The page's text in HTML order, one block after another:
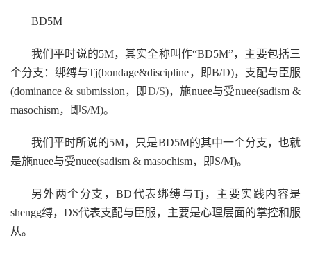
BD5M
我们平时说的5M，其实全称叫作“BD5M”，主要包括三
个分支：绑缚与Tj(bondage&discipline，即B/D)，支配与臣服
(dominance & submission，即D/S)，施nuee与受nuee(sadism &
masochism，即S/M)。
我们平时所说的5M，只是BD5M的其中一个分支，也就
是施nuee与受nuee(sadism & masochism，即S/M)。
另外两个分支，BD代表绑缚与Tj，主要实践内容是
shengg缚，DS代表支配与臣服，主要是心理层面的掌控和服
从。